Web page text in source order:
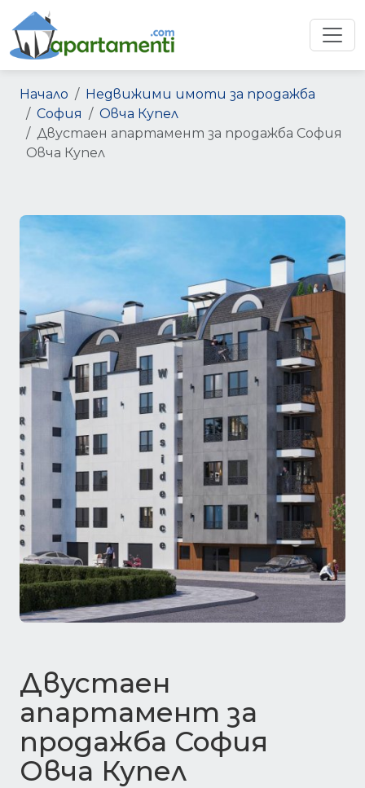
Начало
Недвижими имоти за продажба
София
Овча Купел
Двустаен апартамент за продажба София
Овча Купел
Двустаен
апартамент за
продажба София
Овча Купел